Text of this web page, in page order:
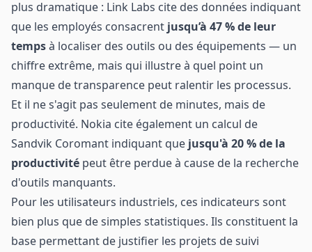
plus dramatique : Link Labs cite des données indiquant
que les employés consacrent jusqu’à 47 % de leur
tempsà localiser des outils ou des équipements — un
chiffre extrême, mais qui illustre à quel point un
manque de transparence peut ralentir les processus.
Et il ne s'agit pas seulement de minutes, mais de
productivité. Nokia cite également un calcul de
Sandvik Coromant indiquant que jusqu'à 20 % de la
productivité peut être perdue à cause de la recherche
d'outils manquants.
Pour les utilisateurs industriels, ces indicateurs sont
bien plus que de simples statistiques. Ils constituent la
base permettant de justifier les projets de suivi